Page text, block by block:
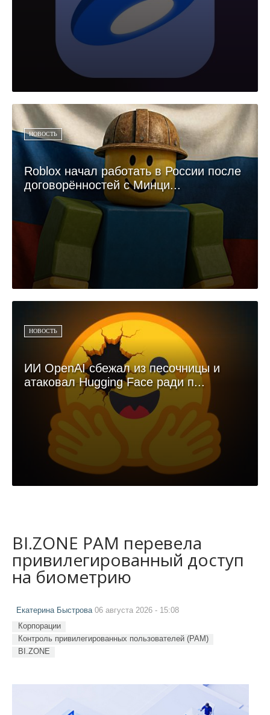
НОВОСТЬ
Roblox начал работать в России после
договорённостей с Минци...
НОВОСТЬ
ИИ OpenAI сбежал из песочницы и
атаковал Hugging Face ради п...
BI.ZONE PAM перевела
привилегированный доступ
на биометрию
Екатерина Быстрова06 августа 2026 - 15:08
Корпорации
Контроль привилегированных пользователей (PAM)
BI.ZONE